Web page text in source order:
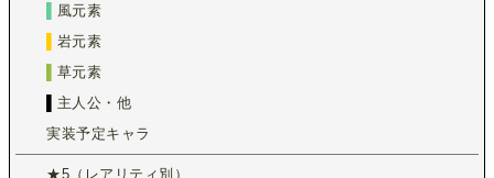
風元素
岩元素
草元素
主人公・他
実装予定キャラ
★5（レアリティ別）